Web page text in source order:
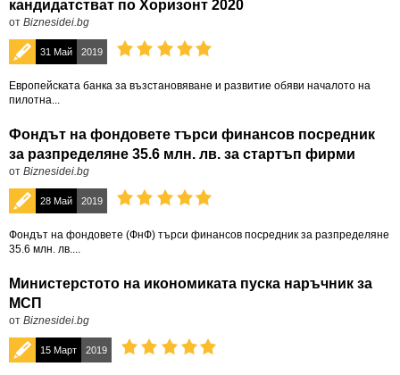
кандидатстват по Хоризонт 2020
от Biznesidei.bg
31 Май 2019
Европейската банка за възстановяване и развитие обяви началото на
пилотна...
Фондът на фондовете търси финансов посредник
за разпределяне 35.6 млн. лв. за стартъп фирми
от Biznesidei.bg
28 Май 2019
Фондът на фондовете (ФнФ) търси финансов посредник за разпределяне
35.6 млн. лв....
Министерстото на икономиката пуска наръчник за
МСП
от Biznesidei.bg
15 Март 2019